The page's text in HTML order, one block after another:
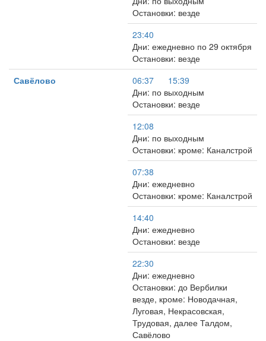
Остановки: везде
23:40
Дни: ежедневно по 29 октября
Остановки: везде
Савёлово
06:37
15:39
Дни: по выходным
Остановки: везде
12:08
Дни: по выходным
Остановки: кроме: Каналстрой
07:38
Дни: ежедневно
Остановки: кроме: Каналстрой
14:40
Дни: ежедневно
Остановки: везде
22:30
Дни: ежедневно
Остановки: до Вербилки
везде, кроме: Новодачная,
Луговая, Некрасовская,
Трудовая, далее Талдом,
Савёлово